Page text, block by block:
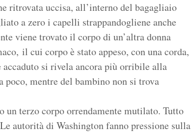
ritrovata uccisa, all’interno del bagagliaio
a zero i capelli strappandogliene anche
viene trovato il corpo di un’altra donna
il cui corpo è stato appeso, con una corda,
si rivela ancora più orribile alla
poco, mentre del bambino non si trova
un terzo corpo orrendamente mutilato. Tutto
autorità di Washington fanno pressione sulla